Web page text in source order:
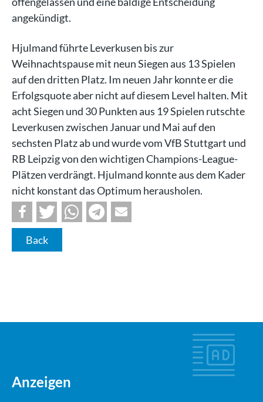
angekündigt.
Hjulmand führte Leverkusen bis zur
Weihnachtspause mit neun Siegen aus 13 Spielen
auf den dritten Platz. Im neuen Jahr konnte er die
Erfolgsquote aber nicht auf diesem Level halten. Mit
acht Siegen und 30 Punkten aus 19 Spielen rutschte
Leverkusen zwischen Januar und Mai auf den
sechsten Platz ab und wurde vom VfB Stuttgart und
RB Leipzig von den wichtigen Champions-League-
Plätzen verdrängt. Hjulmand konnte aus dem Kader
nicht konstant das Optimum herausholen.
Back
Anzeigen